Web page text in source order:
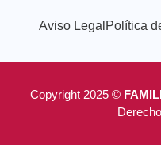
Aviso Legal Política
Copyright 2025 ©